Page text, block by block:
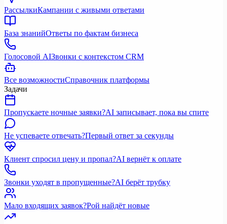
РассылкиКампании с живыми ответами
База знанийОтветы по фактам бизнеса
Голосовой AIЗвонки с контекстом CRM
Все возможностиСправочник платформы
Задачи
Пропускаете ночные заявки?AI записывает, пока вы спите
Не успеваете отвечать?Первый ответ за секунды
Клиент спросил цену и пропал?AI вернёт к оплате
Звонки уходят в пропущенные?AI берёт трубку
Мало входящих заявок?Рой найдёт новые